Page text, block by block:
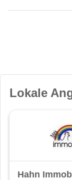
Lokale
Hahn